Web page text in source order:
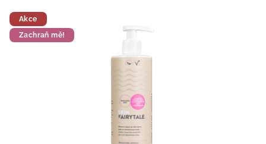
Výpis produktů
Akce
Zachraň mě!